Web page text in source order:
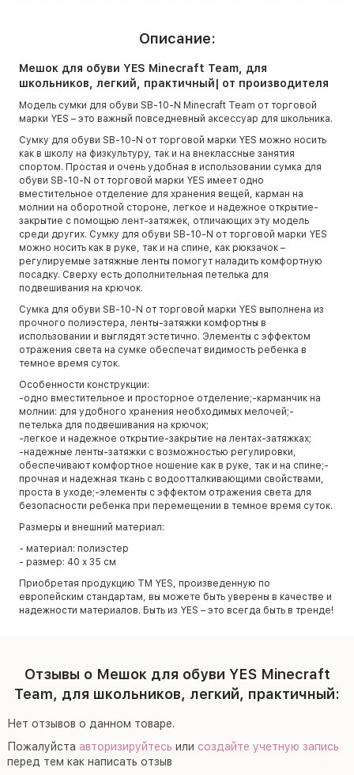
Описание:
Мешок для обуви YES Minecraft Team, для
школьников, легкий, практичный| от производителя
Модель сумки для обуви SB-10-N Minecraft Team от торговой
марки YES – это важный повседневный аксессуар для школьника.
Сумку для обуви SB-10-N от торговой марки YES можно носить
как в школу на физкультуру, так и на внеклассные занятия
спортом. Простая и очень удобная в использовании сумка для
обуви SB-10-N от торговой марки YES имеет одно
вместительное отделение для хранения вещей, карман на
молнии на оборотной стороне, легкое и надежное открытие-
закрытие с помощью лент-затяжек, отличающих эту модель
среди других. Сумку для обуви SB-10-N от торговой марки YES
можно носить как в руке, так и на спине, как рюкзачок –
регулируемые затяжные ленты помогут наладить комфортную
посадку. Сверху есть дополнительная петелька для
подвешивания на крючок.
Сумка для обуви SB-10-N от торговой марки YES выполнена из
прочного полиэстера, ленты-затяжки комфортны в
использовании и выглядят эстетично. Элементы с эффектом
отражения света на сумке обеспечат видимость ребенка в
темное время суток.
Особенности конструкции:
-одно вместительное и просторное отделение;-карманчик на
молнии: для удобного хранения необходимых мелочей;-
петелька для подвешивания на крючок;
-легкое и надежное открытие-закрытие на лентах-затяжках;
-надежные ленты-затяжки с возможностью регулировки,
обеспечивают комфортное ношение как в руке, так и на спине;-
прочная и надежная ткань с водоотталкивающими свойствами,
проста в уходе;-элементы с эффектом отражения света для
безопасности ребенка при перемещении в темное время суток.
Размеры и внешний материал:
- материал: полиэстер
- размер: 40 х 35 см
Приобретая продукцию TM YES, произведенную по
европейским стандартам, вы можете быть уверены в качестве и
надежности материалов. Быть из YES – это всегда быть в тренде!
Отзывы о Мешок для обуви YES Minecraft
Team, для школьников, легкий, практичный:
Нет отзывов о данном товаре.
Пожалуйста авторизируйтесь или создайте учетную запись
перед тем как написать отзыв